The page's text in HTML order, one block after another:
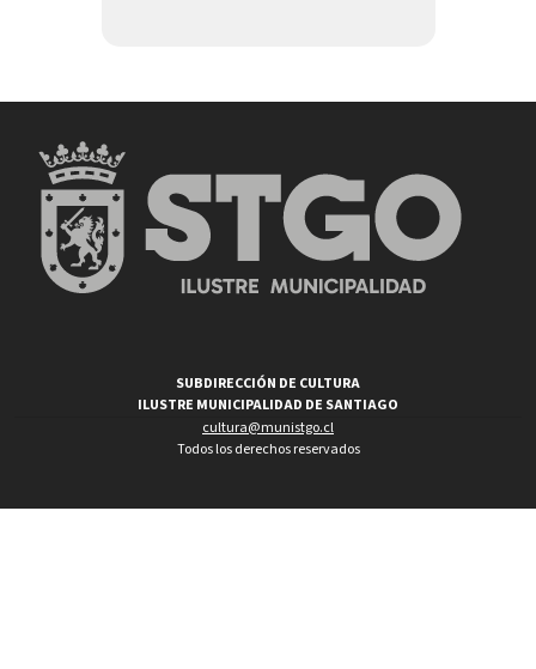
SUBDIRECCIÓN DE CULTURA
ILUSTRE MUNICIPALIDAD DE SANTIAGO
cultura@munistgo.cl
Todos los derechos reservados